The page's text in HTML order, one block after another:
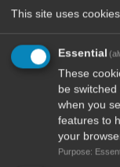
This site uses
Essential
These
be
when you
features to
your
Purpose: